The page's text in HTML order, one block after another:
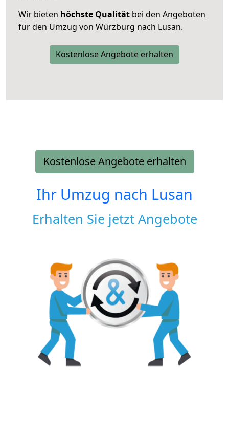
Wir bieten höchste Qualität bei den Angeboten
für den Umzug von Würzburg nach Lusan.
Kostenlose Angebote erhalten
Kostenlose Angebote erhalten
Ihr Umzug nach Lusan
Erhalten Sie jetzt Angebote